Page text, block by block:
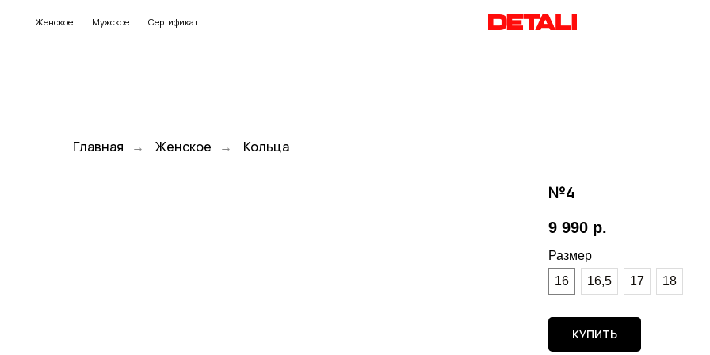
Женское Мужское Сертификат
Главная → Женское → Кольца
№4
9 990 р.
Размер
16
16,5 17 18
КУПИТЬ